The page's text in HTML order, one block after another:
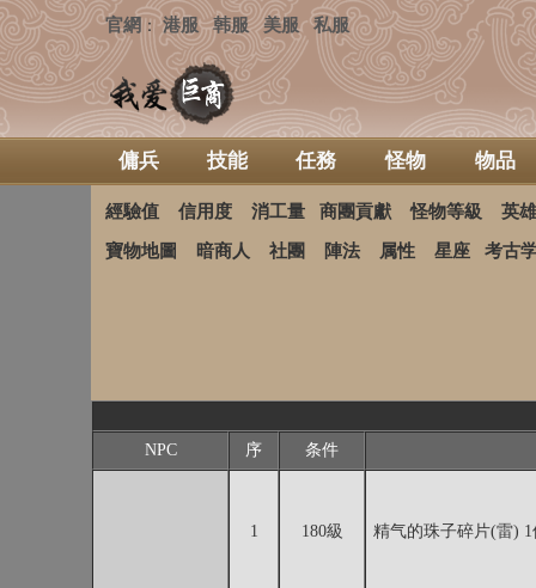
官網 ：港服 韩服 美服 私服
傭兵 技能 任務 怪物 物品
經驗值 信用度 消工量 商團貢獻 怪物等級 英
寶物地圖 暗商人 社團 陣法 属性 星座 考古
NPC 序 条件
1 180級 精气的珠子碎片(雷)